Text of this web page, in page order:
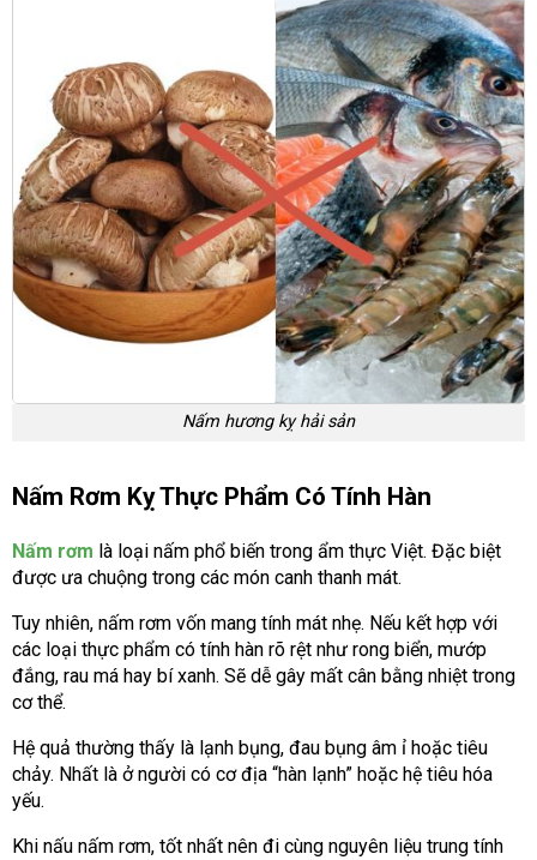
Nấm hương kỵ hải sản
Nấm Rơm Kỵ Thực Phẩm Có Tính Hàn
Nấm rơm là loại nấm phổ biến trong ẩm thực Việt. Đặc biệt
được ưa chuộng trong các món canh thanh mát.
Tuy nhiên, nấm rơm vốn mang tính mát nhẹ. Nếu kết hợp với
các loại thực phẩm có tính hàn rõ rệt như rong biển, mướp
đắng, rau má hay bí xanh. Sẽ dễ gây mất cân bằng nhiệt trong
cơ thể.
Hệ quả thường thấy là lạnh bụng, đau bụng âm ỉ hoặc tiêu
chảy. Nhất là ở người có cơ địa “hàn lạnh” hoặc hệ tiêu hóa
yếu.
Khi nấu nấm rơm, tốt nhất nên đi cùng nguyên liệu trung tính